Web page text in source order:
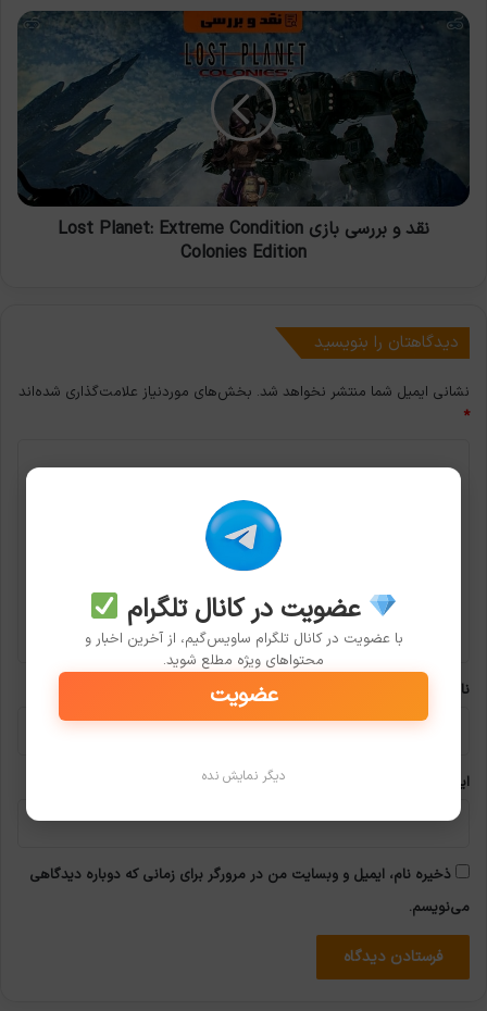
نقد
Extreme
Condition
Colonies
Edition
نقد و بررسی بازی Lost Planet: Extreme Condition
Colonies Edition
دیدگاهتان را بنویسید
نشانی ایمیل شما منتشر نخواهد شد. بخش‌های موردنیاز علامت‌گذاری شده‌اند
*
نام
ایمیل
ذخیره نام، ایمیل و وبسایت من در مرورگر برای زمانی که دوباره دیدگاهی
می‌نویسم.
عضویت در کانال تلگرام
با عضویت در کانال تلگرام ساویس‌گیم، از آخرین اخبار و
محتواهای ویژه مطلع شوید.
عضویت
دیگر نمایش نده